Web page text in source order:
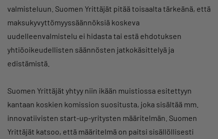
valmisteluun. Suomen Yrittäjät pitää toisaalta tärkeänä, että
maksukyvyttömyyssäännöksiä koskeva
uudelleenvalmistelu ei hidasta tai estä ehdotuksen
yhtiöoikeudellisten säännösten jatkokäsittelyä ja
edistämistä.
Suomen Yrittäjät yhtyy niin ikään muistiossa esitettyyn
kantaan koskien komission suositusta, joka sisältää mm.
innovatiivisten start-up-yritysten määritelmän. Suomen
Yrittäjät katsoo, että määritelmä on paitsi sisällöllisesti